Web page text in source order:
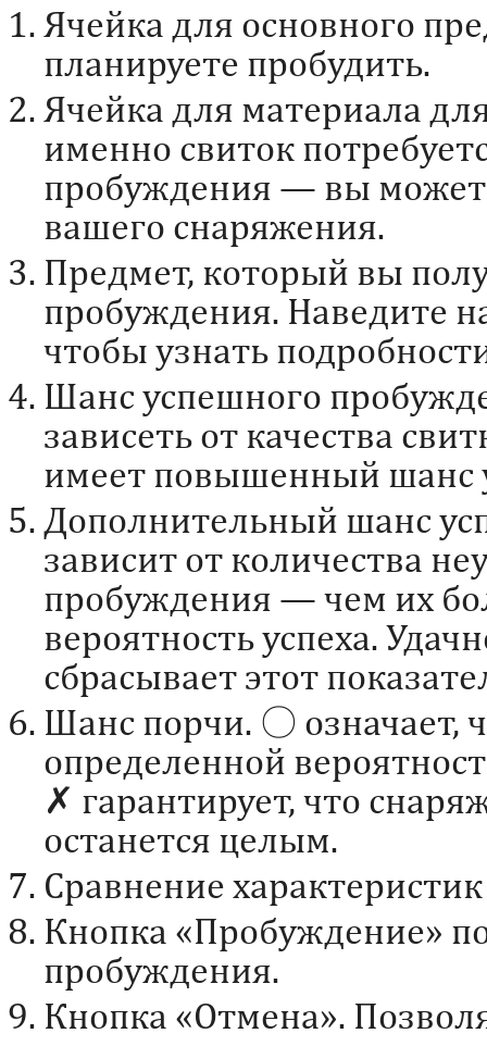
Ячейка для основного
планируете пробудить.
Ячейка для материала
именно свиток
пробуждения — вы
вашего снаряжения.
Предмет, который вы
пробуждения. Наведите
чтобы узнать
Шанс успешного
зависеть от качества
имеет повышенный шанс
Дополнительный шанс
зависит от количества
пробуждения — чем их
вероятность успеха.
сбрасывает этот
Шанс порчи. 〇 означает,
определенной
✗ гарантирует, что
останется целым.
Сравнение
Кнопка «Пробуждение»
пробуждения.
Кнопка «Отмена».